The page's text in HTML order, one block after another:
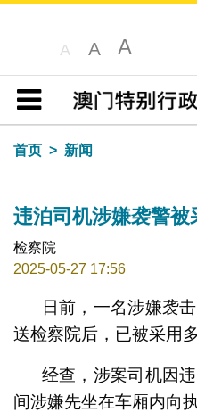
A A A
目录
首页
新闻
违泊司机涉嫌袭警
检察院
2025-05-27 17:56
日前，一名涉嫌袭
送检察院后，已被采用
经查，涉案司机因
间涉嫌先坐在车厢内向